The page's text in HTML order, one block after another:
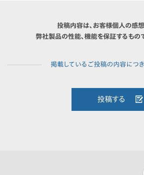
投稿内容は、お客様個人の感想
弊社製品の性能、機能を保証するもの
投稿する